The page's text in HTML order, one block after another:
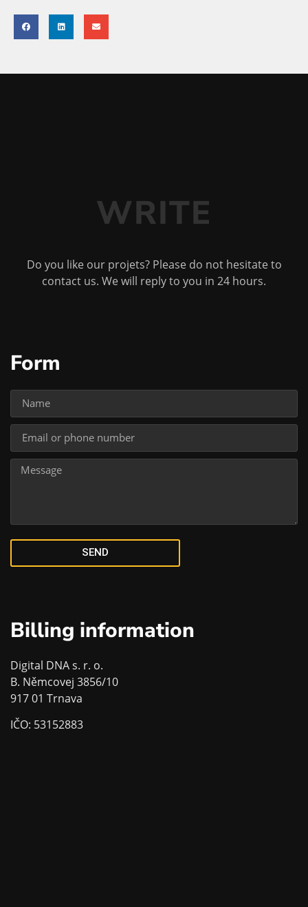
WRITE
Do you like our projets? Please do not hesitate to
contact us. We will reply to you in 24 hours.
Billing information
Digital DNA s. r. o.
B. Němcovej 3856/10
917 01 Trnava
IČO: 53152883
Form
SEND